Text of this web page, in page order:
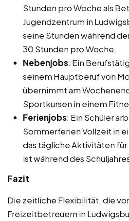
Stunden pro Woche als
Jugendzentrum in
seine Stunden während
30 Stunden pro Woche.
Nebenjobs: Ein
seinem Hauptberuf von
übernimmt am
Sportkursen in einem
Ferienjobs: Ein Schüler
Sommerferien Vollzeit in
das tägliche Aktivitäten
ist während des
Fazit
Die zeitliche Flexibilität, die
Freizeitbetreuern in